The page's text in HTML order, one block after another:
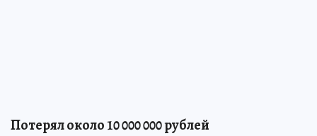
Потерял около 10 000 000 рублей